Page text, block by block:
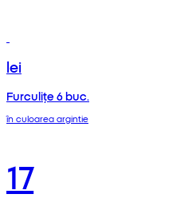
lei
Furculițe 6 buc.
în culoarea argintie
17